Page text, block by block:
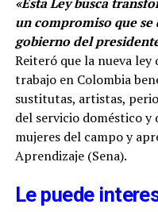
un compromiso que
gobierno del
Reiteró que la nueva
trabajo en Colombia
sustitutas, artistas,
del servicio doméstico
mujeres del campo y
Aprendizaje (Sena).
Le puede